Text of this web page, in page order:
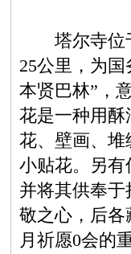
塔尔寺位于
25公里，为
本贤巴林”，
花是一种用酥
花、壁画、
小贴花。另有
并将其供奉
敬之心，后
月祈愿0会的